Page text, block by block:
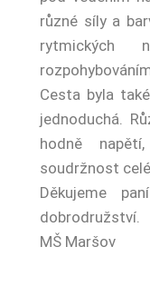
různé síly a
rytmických
Cesta byla
jednoduchá.
hodně
soudržnost
Děkujeme
dobrodružství.
MŠ Maršov